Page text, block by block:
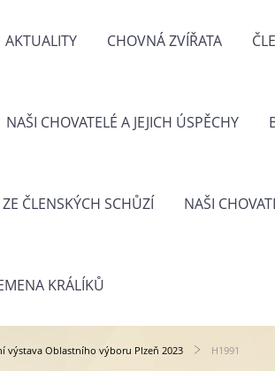
AKTUALITY CHOVNÁ ZVÍŘATA
NAŠI CHOVATELÉ A JEJICH ÚSPĚCHY
ČLENSKÝCH SCHŮZÍ NAŠI
KRÁLÍKŮ
výstava Oblastního výboru Plzeň 2023 H1991